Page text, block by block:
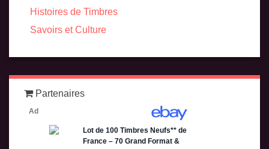
Histoires de Timbres
Savoirs et Culture
Partenaires